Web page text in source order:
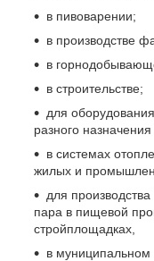
в пивоварении;
в производстве
в
в строительстве;
для
разного назначения
в системах
жилых и
для
пара в пищевой
стройплощадках,
в муниципальном